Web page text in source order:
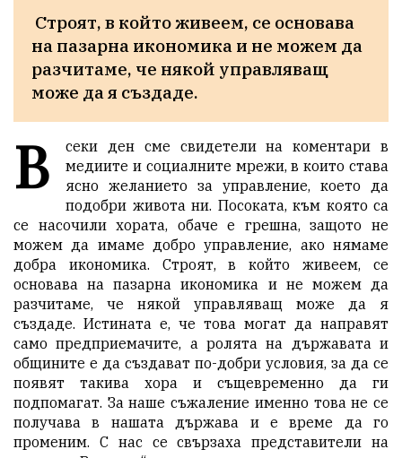
на пазарна икономика и не можем да
разчитаме, че някой управляващ
може да я създаде.
В
секи ден сме свидетели на коментари в
медиите и социалните мрежи, в които става
ясно желанието за управление, което да
подобри живота ни. Посоката, към която са
се насочили хората, обаче е грешна, защото не
можем да имаме добро управление, ако нямаме
добра икономика. Строят, в който живеем, се
основава на пазарна икономика и не можем да
разчитаме, че някой управляващ може да я
създаде. Истината е, че това могат да направят
само предприемачите, а ролята на държавата и
общините е да създават по-добри условия, за да се
появят такива хора и същевременно да ги
подпомагат. За наше съжаление именно това не се
получава в нашата държава и е време да го
променим. С нас се свързаха представители на